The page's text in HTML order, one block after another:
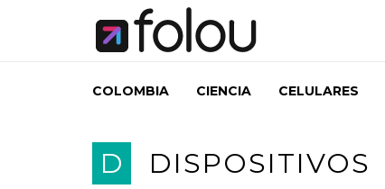
COLOMBIA CIENCIA CELULARES
D DISPOSITIVOS